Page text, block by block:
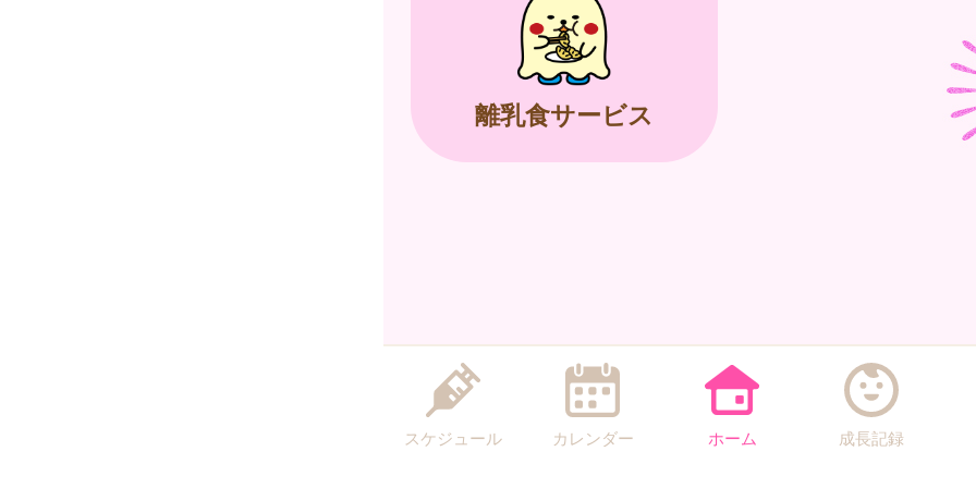
離乳食サービス
スケジュール カレンダー ホーム 成長記録